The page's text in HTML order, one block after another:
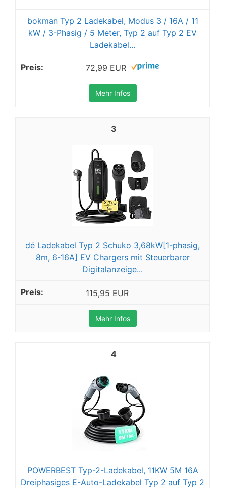
bokman Typ 2 Ladekabel, Modus 3 / 16A / 11
kW / 3-Phasig / 5 Meter, Typ 2 auf Typ 2 EV
Ladekabel...
72,99 EUR
Mehr Infos
3
dé Ladekabel Typ 2 Schuko 3,68kW[1-phasig,
8m, 6-16A] EV Chargers mit Steuerbarer
Digitalanzeige...
115,95 EUR
Mehr Infos
4
POWERBEST Typ-2-Ladekabel, 11KW 5M 16A
Dreiphasiges E-Auto-Ladekabel Typ 2 auf Typ 2